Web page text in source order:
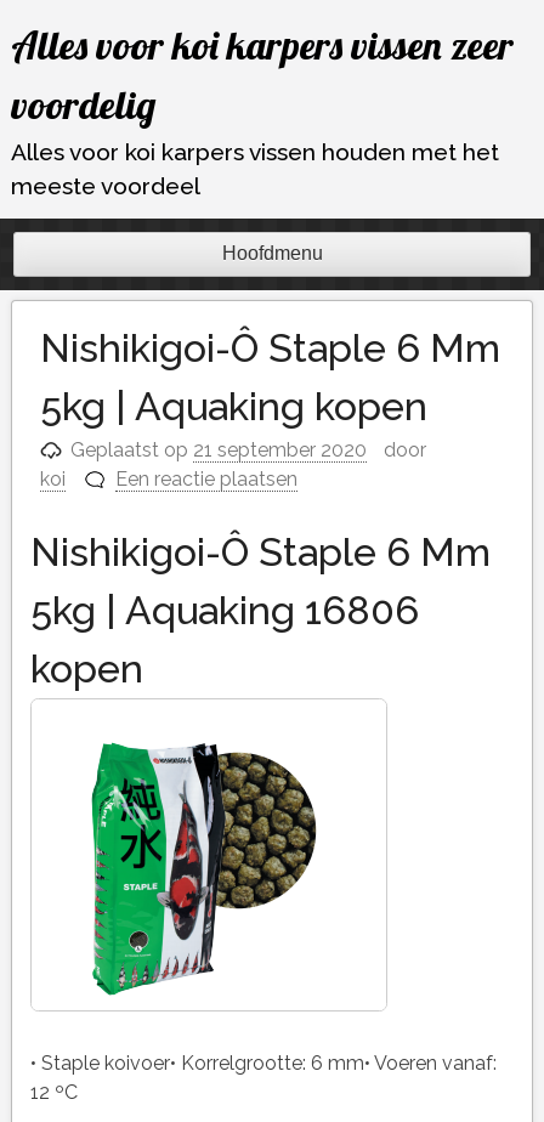
naar
inhoud
Alles voor koi karpers vissen zeer
voordelig
Alles voor koi karpers vissen houden met het
meeste voordeel
Hoofdmenu
Nishikigoi-Ô Staple 6 Mm
5kg | Aquaking kopen
Geplaatst op 21 september 2020
door
koi
Een reactie plaatsen
Nishikigoi-Ô Staple 6 Mm
5kg | Aquaking 16806
kopen
• Staple koivoer• Korrelgrootte: 6 mm• Voeren vanaf:
12 ºC